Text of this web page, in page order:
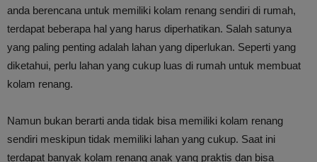
anda berencana untuk memiliki kolam renang sendiri di rumah,
terdapat beberapa hal yang harus diperhatikan. Salah satunya
yang paling penting adalah lahan yang diperlukan. Seperti yang
diketahui, perlu lahan yang cukup luas di rumah untuk membuat
kolam renang.
Namun bukan berarti anda tidak bisa memiliki kolam renang
sendiri meskipun tidak memiliki lahan yang cukup. Saat ini
terdapat banyak kolam renang anak yang praktis dan bisa